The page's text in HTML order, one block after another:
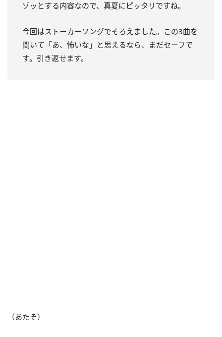
ゾッとする内容なので、真夏にピッタリですね。
今回はストーカーソングでそろえました。この3曲を
聞いて「あ、怖いな」と思えるなら、まだセーフで
す。引き返せます。
（あたそ）